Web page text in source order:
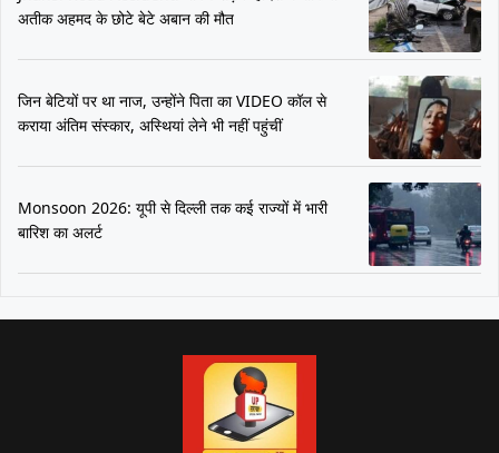
अतीक अहमद के छोटे बेटे अबान की मौत
जिन बेटियों पर था नाज, उन्होंने पिता का VIDEO कॉल से
कराया अंतिम संस्कार, अस्थियां लेने भी नहीं पहुंचीं
Monsoon 2026: यूपी से दिल्ली तक कई राज्यों में भारी
बारिश का अलर्ट